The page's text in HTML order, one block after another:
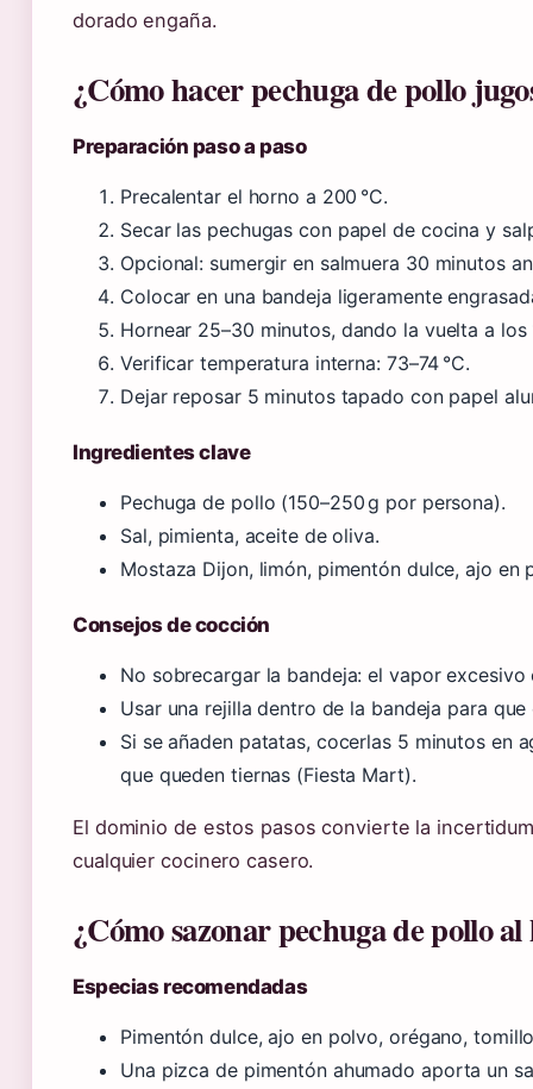
dorado engaña.
¿Cómo hacer pechuga de pollo
Preparación paso a paso
Precalentar el horno a 200 °C.
Secar las pechugas con papel de cocina y
Opcional: sumergir en salmuera 30 minutos
Colocar en una bandeja ligeramente
Hornear 25–30 minutos, dando la vuelta a los
Verificar temperatura interna: 73–74 °C.
Dejar reposar 5 minutos tapado con papel
Ingredientes clave
Pechuga de pollo (150–250 g por persona).
Sal, pimienta, aceite de oliva.
Mostaza Dijon, limón, pimentón dulce, ajo en
Consejos de cocción
No sobrecargar la bandeja: el vapor
Usar una rejilla dentro de la bandeja para
Si se añaden patatas, cocerlas 5 minutos en
que queden tiernas (Fiesta Mart).
El dominio de estos pasos convierte la
cualquier cocinero casero.
¿Cómo sazonar pechuga de pollo
Especias recomendadas
Pimentón dulce, ajo en polvo, orégano,
Una pizca de pimentón ahumado aporta un